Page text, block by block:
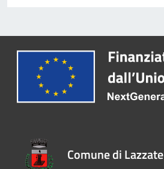
Comune di Lazzate